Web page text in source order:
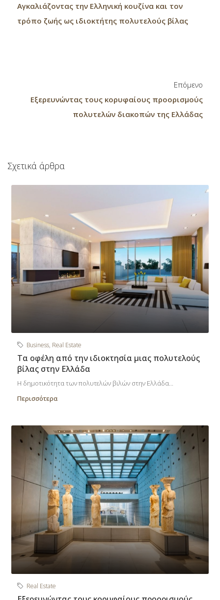
Αγκαλιάζοντας την Ελληνική κουζίνα και τον
τρόπο ζωής ως ιδιοκτήτης πολυτελούς βίλας
Επόμενο
Εξερευνώντας τους κορυφαίους προορισμούς
πολυτελών διακοπών της Ελλάδας
Σχετικά άρθρα
Business, Real Estate
Τα οφέλη από την ιδιοκτησία μιας πολυτελούς
βίλας στην Ελλάδα
Η δημοτικότητα των πολυτελών βιλών στην Ελλάδα...
Περισσότερα
Real Estate